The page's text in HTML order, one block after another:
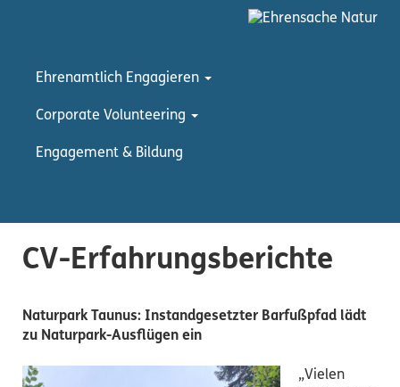
Ehrenamtlich Engagieren
Corporate Volunteering
Engagement & Bildung
CV-Erfahrungsberichte
Naturpark Taunus: Instandgesetzter Barfußpfad lädt
zu Naturpark-Ausflügen ein
„Vielen